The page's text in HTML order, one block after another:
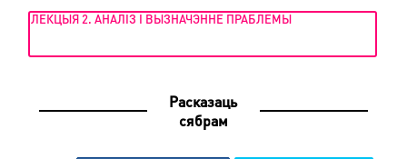
ЛЕКЦЫЯ 2. АНАЛІЗ І ВЫЗНАЧЭННЕ ПРАБЛЕМЫ
Расказаць
сябрам